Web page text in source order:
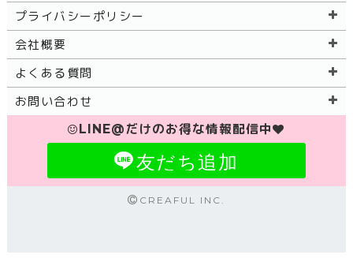
プライバシーポリシー
会社概要
よくある質問
お問い合わせ
LINE@だけのお得な情報配信中
友だち追加
CREAFUL INC.